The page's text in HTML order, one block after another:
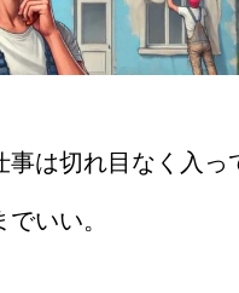
事は切れ目なく入っ
いい。